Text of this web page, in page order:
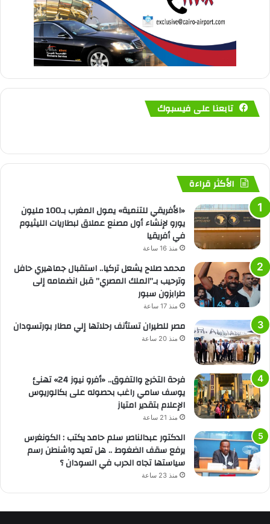
تابعنا على فيسبوك
الأكثر قراءة
«الأفريقي للتنمية» يمول المغرب بـ100 مليون
يورو لإنشاء أول مصنع عملاق لبطاريات الليثيوم
في أفريقيا
منذ 16 ساعة
محمد صلاح يشعل تركيا.. استقبال جماهيري حافل
وترحيب بـ”الملك المصري” قبل انضمامه إلى
طرابزون سبور
منذ 17 ساعة
مصر للطيران تستأنف رحلاتها إلي مطار بورتسودان
منذ 20 ساعة
فرحة التخرج والتفوق.. «أفرو نيوز 24» تهنئ
يوسف سامي راغب بحصوله على بكالوريوس
الإعلام بتقدير امتياز
منذ 21 ساعة
الدكتور عبدالناصر سلم حامد يكتب : الكونغرس
يرفع سقف الضغوط .. هل تعيد واشنطن رسم
سياستها تجاه الحرب في السودان ؟
منذ 23 ساعة